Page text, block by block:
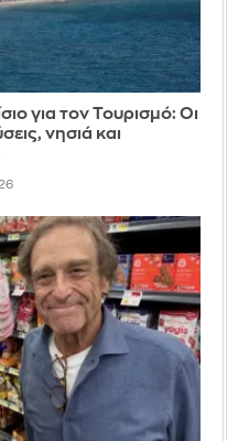
για τον Τουρισμό: Οι
νησιά και